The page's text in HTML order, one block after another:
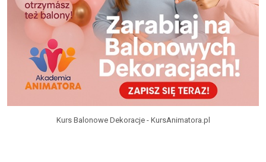
Kurs Balonowe Dekoracje - KursAnimatora.pl